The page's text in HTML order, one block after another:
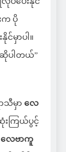
က ပို
မှာပါ။
ပါတယ်”
သီမှာ လေ
ကြယ်ပွင့်
လေဗာကူ